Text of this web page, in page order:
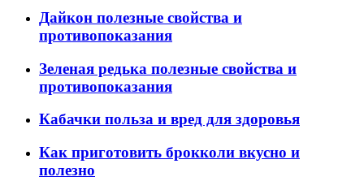
Дайкон полезные свойства и
противопоказания
Зеленая редька полезные свойства и
противопоказания
Кабачки польза и вред для здоровья
Как приготовить брокколи вкусно и
полезно